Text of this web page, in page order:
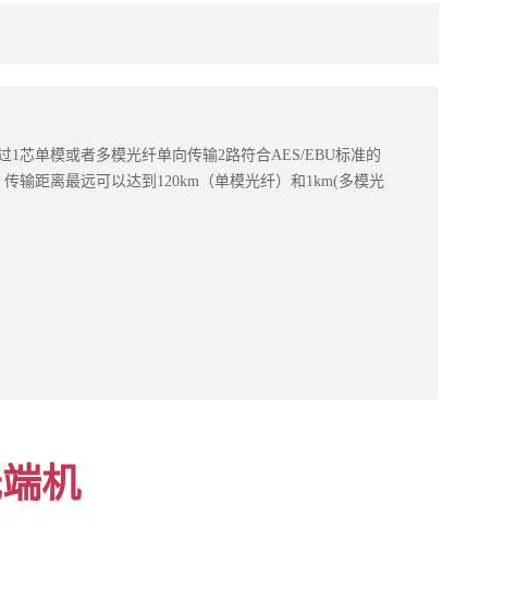
1芯单模或者多模光纤单向传输2路符合AES/EBU标准的
输距离最远可以达到120km（单模光纤）和1km(多模光
机